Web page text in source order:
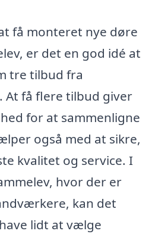
få monteret nye døre
er det en god idé at
tre tilbud fra
At få flere tilbud giver
for at sammenligne
også med at sikre,
kvalitet og service. I
hvor der er
kan det
lidt at vælge